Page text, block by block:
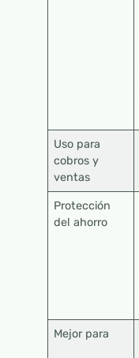
Uso para
cobros y
ventas
Protección
del ahorro
Mejor para